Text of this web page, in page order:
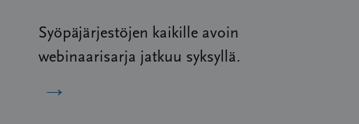
Syöpäjärjestöjen kaikille avoin
webinaarisarja jatkuu syksyllä.
→